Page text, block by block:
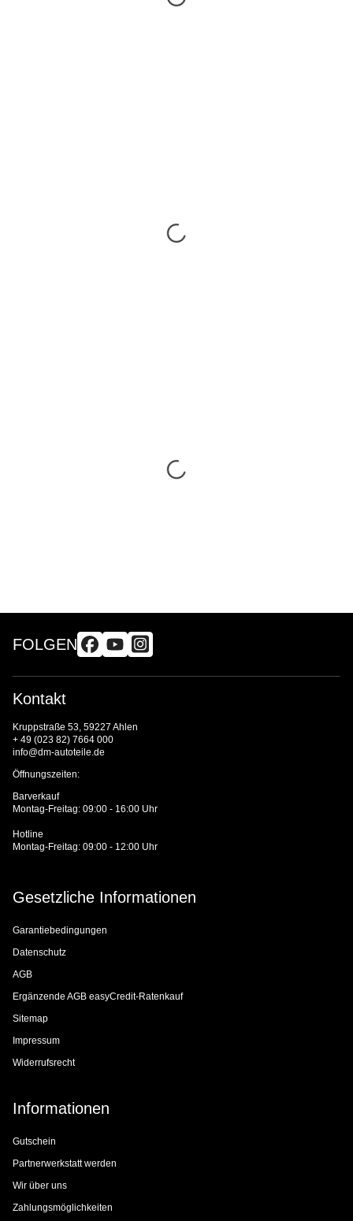
FOLGEN
Kontakt
Kruppstraße 53, 59227 Ahlen
+ 49 (023 82) 7664 000
info@dm-autoteile.de
Öffnungszeiten:
Barverkauf
Montag-Freitag: 09:00 - 16:00 Uhr
Hotline
Montag-Freitag: 09:00 - 12:00 Uhr
Gesetzliche Informationen
Garantiebedingungen
Datenschutz
AGB
Ergänzende AGB easyCredit-Ratenkauf
Sitemap
Impressum
Widerrufsrecht
Informationen
Gutschein
Partnerwerkstatt werden
Wir über uns
Zahlungsmöglichkeiten